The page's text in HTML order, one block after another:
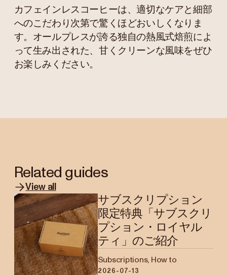
カフェインレスコーヒーは、適切なケアと細部
へのこだわり次第で驚くほどおいしくなりま
す。オールプレスが誇る独自の熱風式焙煎によ
って生み出された、甘くクリーンな風味をぜひ
お楽しみください。
Related guides
View all
サブスクリプション
限定特典「サブスクリ
プション・ロイヤル
ティ」のご紹介
Subscriptions, How to
2026-07-13